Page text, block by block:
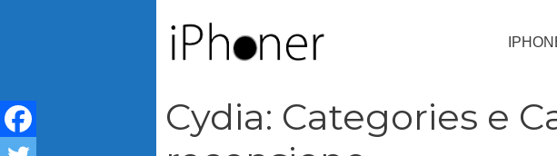
Cydia: Categories e